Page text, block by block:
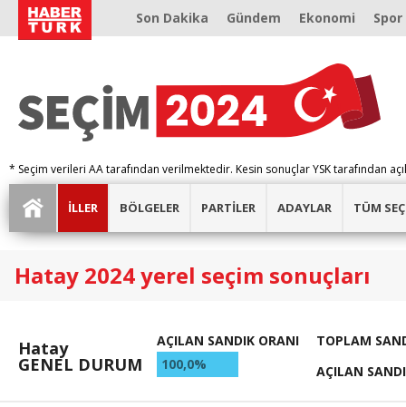
Son Dakika Gündem Ekonomi Spor
* Seçim verileri AA tarafından verilmektedir. Kesin sonuçlar YSK tarafından
İLLER BÖLGELER PARTİLER ADAYLAR TÜM
Hatay 2024 yerel seçim sonuçları
Hatay
GENEL DURUM
AÇILAN SANDIK ORANI
100,0%
TOPLAM
AÇILAN